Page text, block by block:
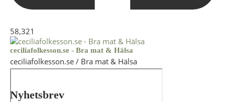
58,321
ceciliafolkesson.se - Bra mat & Hälsa
ceciliafolkesson.se / Bra mat & Hälsa
Nyhetsbrev